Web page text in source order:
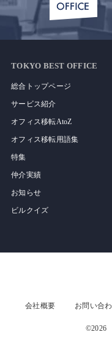
TOKYO BEST OFFICE
総合トップページ
サービス紹介
オフィス移転AtoZ
オフィス移転用語集
特集
仲介実績
お知らせ
ビルクイズ
会社概要 お問い合
©2026